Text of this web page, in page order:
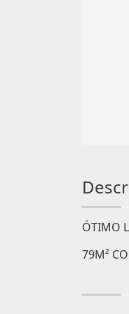
ÓTIMO
79M²